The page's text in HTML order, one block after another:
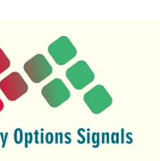
bates
vir die tendensmark
dag